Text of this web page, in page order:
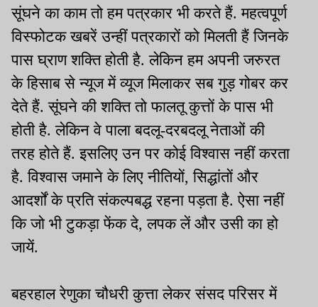
सूंघने का काम तो हम पत्रकार भी करते हैं. महत्वपूर्ण
विस्फोटक खबरें उन्हीं पत्रकारों को मिलती हैं जिनके
पास घ्राण शक्ति होती है. लेकिन हम अपनी जरुरत
के हिसाब से न्यूज में व्यूज मिलाकर सब गुड़ गोबर कर
देते हैं. सूंघने की शक्ति तो फालतू कुत्तों के पास भी
होती है. लेकिन वे पाला बदलू-दरबदलू नेताओं की
तरह होते हैं. इसलिए उन पर कोई विश्वास नहीं करता
है. विश्वास जमाने के लिए नीतियों, सिद्धांतों और
आदर्शों के प्रति संकल्पबद्ध रहना पड़ता है. ऐसा नहीं
कि जो भी टुकड़ा फेंक दे, लपक लें और उसी का हो
जायें.
बहरहाल रेणुका चौधरी कुत्ता लेकर संसद परिसर में